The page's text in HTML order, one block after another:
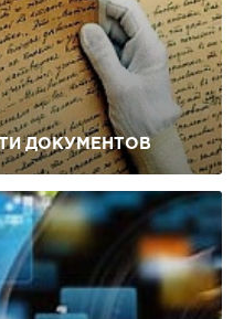
ДОКУМЕНТОВ